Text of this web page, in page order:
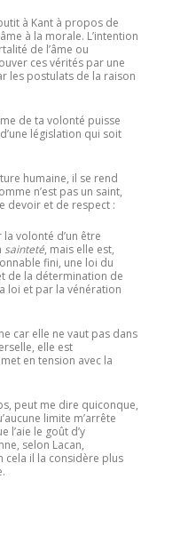
à Kant à propos de
à la morale. L’intention
de l’âme ou
ces vérités par une
les postulats de la raison
de ta volonté puisse
législation qui soit
humaine, il se rend
n’est pas un saint,
devoir et de respect :
volonté d’un être
sainteté, mais elle est,
fini, une loi du
de la détermination de
loi et par la vénération
car elle ne vaut pas dans
elle est
en tension avec la
peut me dire quiconque,
limite m’arrête
l’aie le goût d’y
selon Lacan,
cela il la considère plus